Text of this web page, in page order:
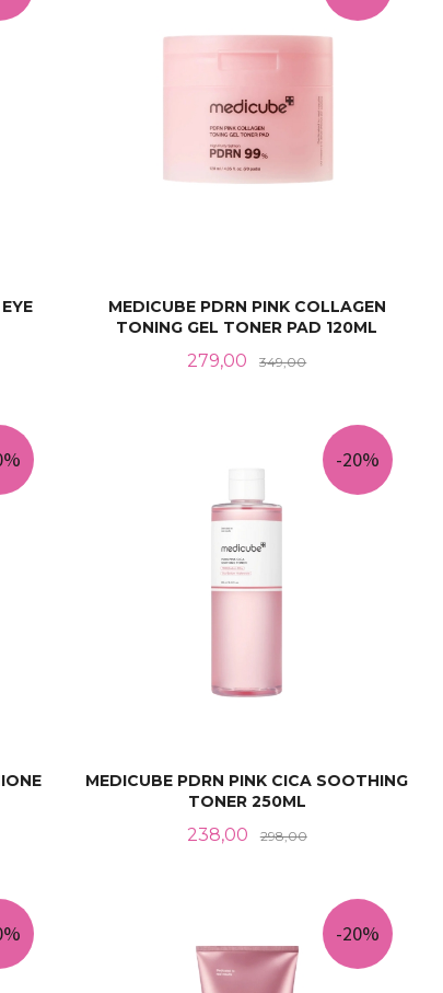
MEDICUBE PDRN PINK COLLAGEN
TONING GEL TONER PAD 120ML
Tilbud
279,00 349,00Rabatt
MEDICUBE PDRN PINK CICA SOOTHING
TONER 250ML
Tilbud
238,00 298,00Rabatt
-20%
-20%